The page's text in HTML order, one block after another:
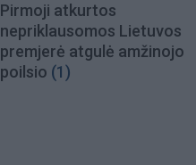
Pirmoji atkurtos
nepriklausomos Lietuvos
premjerė atgulė amžinojo
poilsio (1)